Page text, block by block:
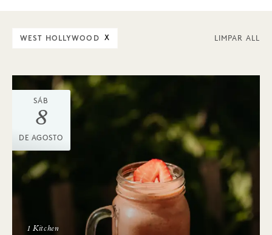
WEST HOLLYWOOD X LIMPAR ALL
SÁB
8
DE AGOSTO
1 Kitchen